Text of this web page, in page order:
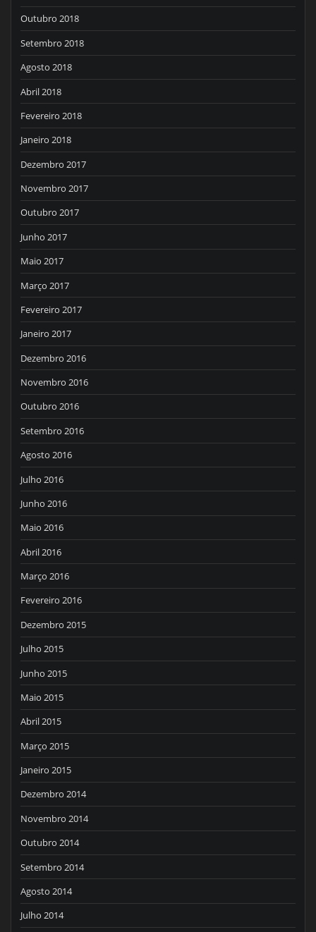
Outubro 2018
Setembro 2018
Agosto 2018
Abril 2018
Fevereiro 2018
Janeiro 2018
Dezembro 2017
Novembro 2017
Outubro 2017
Junho 2017
Maio 2017
Março 2017
Fevereiro 2017
Janeiro 2017
Dezembro 2016
Novembro 2016
Outubro 2016
Setembro 2016
Agosto 2016
Julho 2016
Junho 2016
Maio 2016
Abril 2016
Março 2016
Fevereiro 2016
Dezembro 2015
Julho 2015
Junho 2015
Maio 2015
Abril 2015
Março 2015
Janeiro 2015
Dezembro 2014
Novembro 2014
Outubro 2014
Setembro 2014
Agosto 2014
Julho 2014